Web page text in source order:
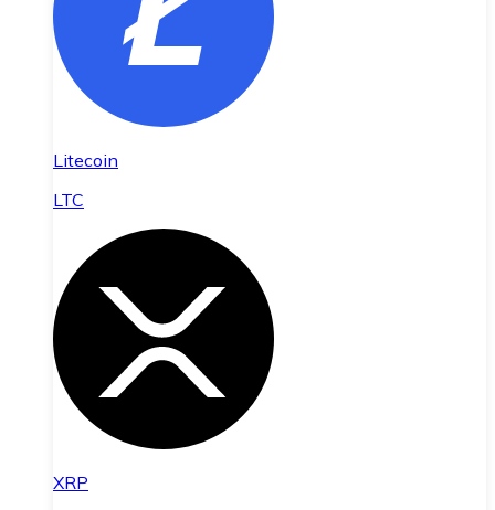
Litecoin
LTC
XRP